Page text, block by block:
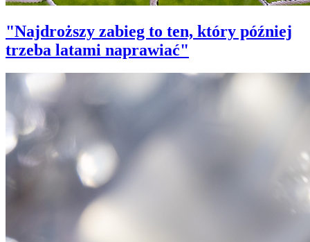
"Najdroższy zabieg to ten, który później
trzeba latami naprawiać"